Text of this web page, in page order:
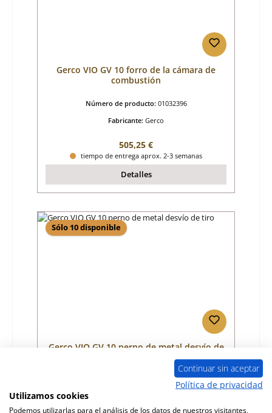
Gerco VIO GV 10 forro de la cámara de
combustión
Número de producto: 01032396
Fabricante: Gerco
Precio normal:
505,25 €
tiempo de entrega aprox. 2-3 semanas
Detalles
Sólo 10 disponible
Gerco VIO GV 10 perno de metal desvío de
01032411
Continuar sin aceptar
Política de privacidad
Utilizamos cookies
Podemos utilizarlas para el análisis de los datos de nuestros visitantes,